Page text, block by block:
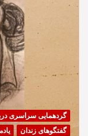
گردهمایی سراسری
گفتگوهای زندان